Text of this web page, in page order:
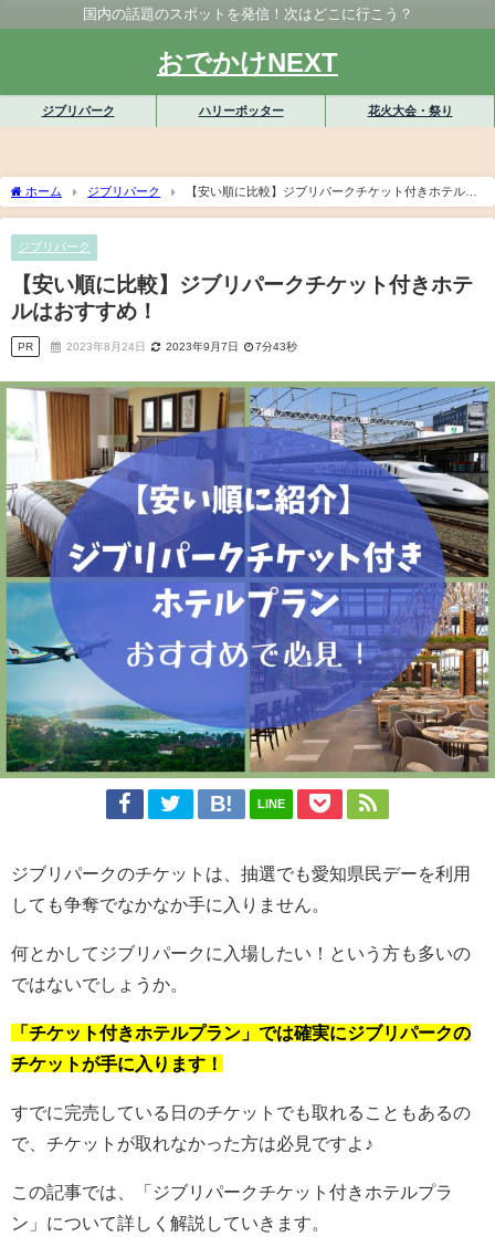
国内の話題のスポットを発信！次はどこに行こう？
おでかけNEXT
ジブリパーク ハリーポッター 花火大会・祭り
ホーム ジブリパーク
【安い順に比較】ジブリパークチケット付きホテルは
おすすめ！
ジブリパーク
【安い順に比較】ジブリパークチケット付きホテ
ルはおすすめ！
PR 2023年8月24日 2023年9月7日 7分43秒
LINE
ジブリパークのチケットは、抽選でも愛知県民デーを利用
しても争奪でなかなか手に入りません。
何とかしてジブリパークに入場したい！という方も多いの
ではないでしょうか。
「チケット付きホテルプラン」では確実にジブリパークの
チケットが手に入ります！
すでに完売している日のチケットでも取れることもあるの
で、チケットが取れなかった方は必見ですよ♪
この記事では、「ジブリパークチケット付きホテルプラ
ン」について詳しく解説していきます。